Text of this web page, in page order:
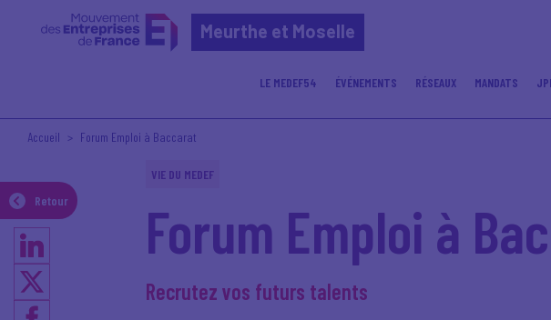
Meurthe et Moselle
LE MEDEF54 ÉVÉNEMENTS RÉSEAUX MANDATS
Retour
Accueil Forum Emploi à Baccarat
VIE DU MEDEF
Forum Emploi à
Recrutez vos futurs talents